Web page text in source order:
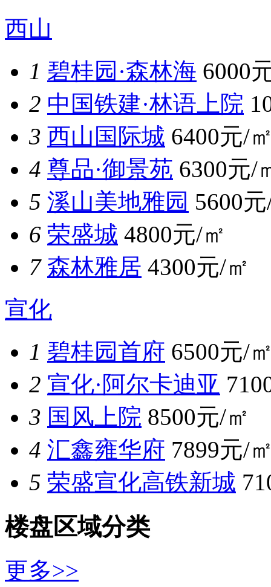
西山
1 碧桂园·森林海 6000
2 中国铁建·林语上院
3 西山国际城 6400元/
4 尊品·御景苑 6300元/
5 溪山美地雅园 5600
6 荣盛城 4800元/㎡
7 森林雅居 4300元/㎡
宣化
1 碧桂园首府 6500元/
2 宣化·阿尔卡迪亚
3 国风上院 8500元/㎡
4 汇鑫雍华府 7899元/
5 荣盛宣化高铁新城
楼盘区域分类
更多>>